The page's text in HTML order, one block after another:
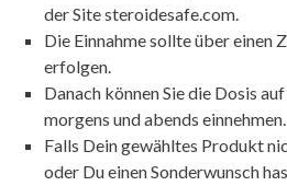
der Site steroidesafe.com.
Die Einnahme sollte über einen
erfolgen.
Danach können Sie die Dosis
morgens und abends einnehmen.
Falls Dein gewähltes Produkt
oder Du einen Sonderwunsch